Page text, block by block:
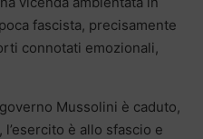
fascista, precisamente
connotati emozionali,
Mussolini è caduto,
l’esercito è allo sfascio e